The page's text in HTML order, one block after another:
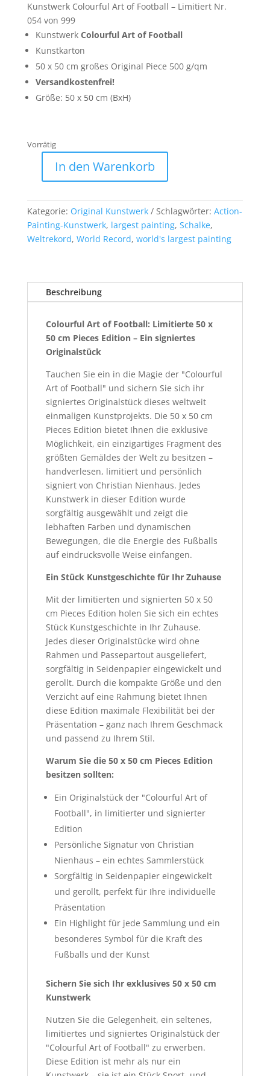
Kunstwerk Colourful Art of Football – Limitiert Nr.
054 von 999
Kunstwerk Colourful Art of Football
Kunstkarton
50 x 50 cm großes Original Piece 500 g/qm
Versandkostenfrei!
Größe: 50 x 50 cm (BxH)
Vorrätig
50cm
Pieces
Edition
Original
Signiert
In den Warenkorb
e
r
n
a
v
Kategorie: Original Kunstwerk Schlagwörter: Action-
Painting-Kunstwerk, largest painting, Schalke,
Weltrekord, World Record, world's largest painting
Beschreibung
Colourful Art of Football: Limitierte 50 x
50 cm Pieces Edition – Ein signiertes
Originalstück
Tauchen Sie ein in die Magie der "Colourful
Art of Football" und sichern Sie sich ihr
signiertes Originalstück dieses weltweit
einmaligen Kunstprojekts. Die 50 x 50 cm
Pieces Edition bietet Ihnen die exklusive
Möglichkeit, ein einzigartiges Fragment des
größten Gemäldes der Welt zu besitzen –
handverlesen, limitiert und persönlich
signiert von Christian Nienhaus. Jedes
Kunstwerk in dieser Edition wurde
sorgfältig ausgewählt und zeigt die
lebhaften Farben und dynamischen
Bewegungen, die die Energie des Fußballs
auf eindrucksvolle Weise einfangen.
Ein Stück Kunstgeschichte für Ihr Zuhause
Mit der limitierten und signierten 50 x 50
cm Pieces Edition holen Sie sich ein echtes
Stück Kunstgeschichte in Ihr Zuhause.
Jedes dieser Originalstücke wird ohne
Rahmen und Passepartout ausgeliefert,
sorgfältig in Seidenpapier eingewickelt und
gerollt. Durch die kompakte Größe und den
Verzicht auf eine Rahmung bietet Ihnen
diese Edition maximale Flexibilität bei der
Präsentation – ganz nach Ihrem Geschmack
und passend zu Ihrem Stil.
Warum Sie die 50 x 50 cm Pieces Edition
besitzen sollten:
Ein Originalstück der "Colourful Art of
Football", in limitierter und signierter
Edition
Persönliche Signatur von Christian
Nienhaus – ein echtes Sammlerstück
Sorgfältig in Seidenpapier eingewickelt
und gerollt, perfekt für Ihre individuelle
Präsentation
Ein Highlight für jede Sammlung und ein
besonderes Symbol für die Kraft des
Fußballs und der Kunst
Sichern Sie sich Ihr exklusives 50 x 50 cm
Kunstwerk
Nutzen Sie die Gelegenheit, ein seltenes,
limitiertes und signiertes Originalstück der
"Colourful Art of Football" zu erwerben.
Diese Edition ist mehr als nur ein